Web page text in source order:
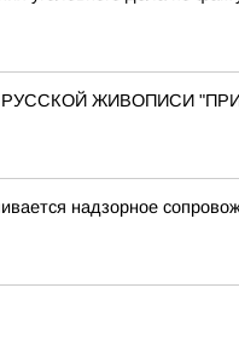
РУССКОЙ ЖИВОПИСИ
надзорное